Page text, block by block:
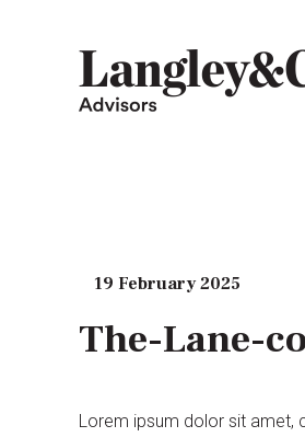
19 February 2025
The-Lane-
Lorem ipsum dolor sit amet,